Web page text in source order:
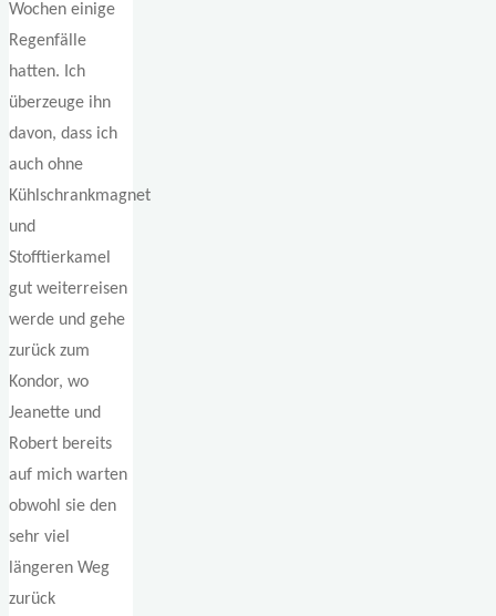
Wochen einige
Regenfälle
hatten. Ich
überzeuge ihn
davon, dass ich
auch ohne
Kühlschrankmagnet
und
Stofftierkamel
gut weiterreisen
werde und gehe
zurück zum
Kondor, wo
Jeanette und
Robert bereits
auf mich warten
obwohl sie den
sehr viel
längeren Weg
zurück